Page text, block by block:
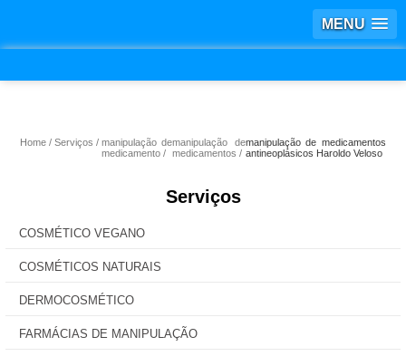
MENU
Home Serviços
manipulação de
medicamento
manipulação de
medicamentos
manipulação de medicamentos
antineoplásicos Haroldo Veloso
Serviços
COSMÉTICO VEGANO
COSMÉTICOS NATURAIS
DERMOCOSMÉTICO
FARMÁCIAS DE MANIPULAÇÃO